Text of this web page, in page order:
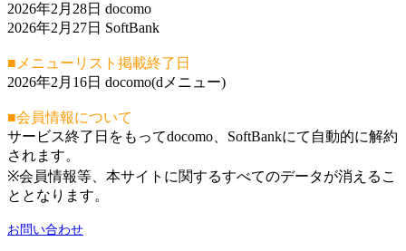
2026年2月28日 docomo
2026年2月27日 SoftBank
■メニューリスト掲載終了日
2026年2月16日 docomo(dメニュー)
■会員情報について
サービス終了日をもってdocomo、SoftBankにて自動的に解約
されます。
※会員情報等、本サイトに関するすべてのデータが消えるこ
ととなります。
お問い合わせ